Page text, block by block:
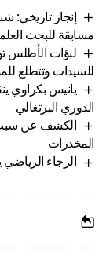
إنجاز تاريخي:
مسابقة للبحث
لبؤات الأطلس
للسيدات وتتطلع
يانيس بكراوي
الدوري البرتغالي
الكشف عن سبب
المخدرات
الرجاء الرياضي